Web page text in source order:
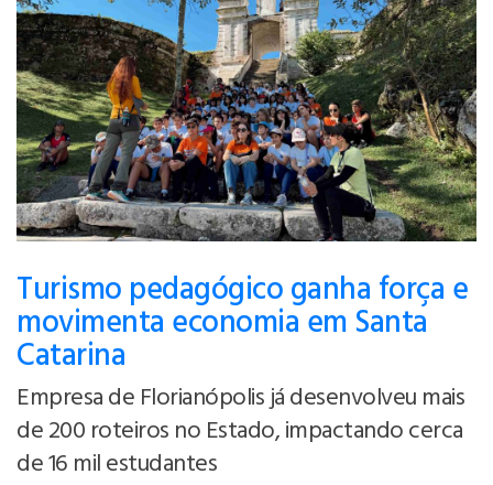
Turismo pedagógico ganha força e
movimenta economia em Santa
Catarina
Empresa de Florianópolis já desenvolveu mais
de 200 roteiros no Estado, impactando cerca
de 16 mil estudantes